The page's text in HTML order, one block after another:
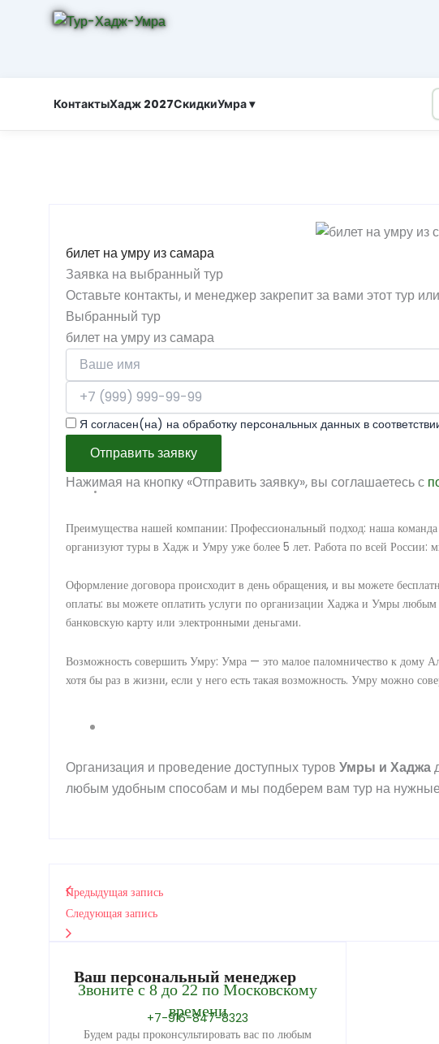
КонтактыХадж 2027СкидкиУмра ▾
билет на умру из самара
Заявка на выбранный тур
Оставьте контакты, и менеджер закрепит за вами этот тур
Выбранный тур
билет на умру из самара
Я согласен(на) на обработку персональных данных в
Отправить заявку
Нажимая на кнопку «Отправить заявку», вы соглашаетесь с
Преимущества нашей компании: Профессиональный подход: наша
организуют туры в Хадж и Умру уже более 5 лет. Работа по всей России:
Оформление договора происходит в день обращения, и вы можете
оплаты: вы можете оплатить услуги по организации Хаджа и Умры любым
банковскую карту или электронными деньгами.
Возможность совершить Умру: Умра — это малое паломничество к дому
хотя бы раз в жизни, если у него есть такая возможность. Умру можно
Организация и проведение доступных туров Умры и Хаджа
любым удобным способам и мы подберем вам тур на
Предыдущая запись
Следующая запись
Ваш персональный менеджер
Звоните с 8 до 22 по Московскому
времени
+7-916-847-8323
Будем рады проконсультировать вас по любым